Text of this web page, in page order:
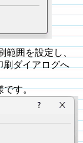
範囲を設定し、
刷ダイアログへ
です。